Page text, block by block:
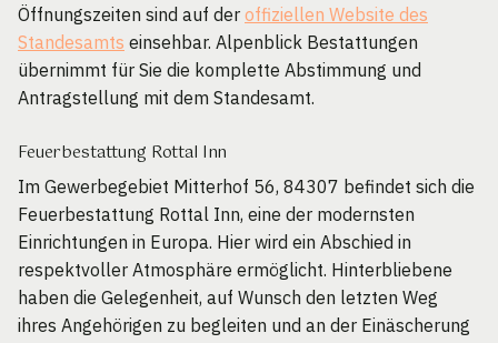
Öffnungszeiten sind auf der offiziellen Website des
Standesamts einsehbar. Alpenblick Bestattungen
übernimmt für Sie die komplette Abstimmung und
Antragstellung mit dem Standesamt.
Feuerbestattung Rottal Inn
Im Gewerbegebiet Mitterhof 56, 84307 befindet sich die
Feuerbestattung Rottal Inn, eine der modernsten
Einrichtungen in Europa. Hier wird ein Abschied in
respektvoller Atmosphäre ermöglicht. Hinterbliebene
haben die Gelegenheit, auf Wunsch den letzten Weg
ihres Angehörigen zu begleiten und an der Einäscherung